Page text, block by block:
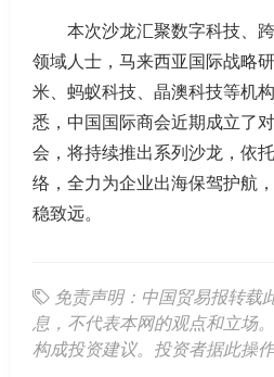
本次沙龙汇聚数字科技、
领域人士，马来西亚国际战略
米、蚂蚁科技、晶澳科技等机
悉，中国国际商会近期成立了
会，将持续推出系列沙龙，依
络，全力为企业出海保驾护航
稳致远。
免责声明：中国贸易报转载
息，不代表本网的观点和立场
构成投资建议。投资者据此操作